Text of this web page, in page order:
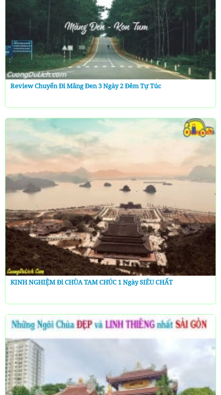
Review Chuyến Đi Măng Đen 3 Ngày 2 Đêm Tự Túc
KINH NGHIỆM Đi CHÙA TAM CHÚC 1 Ngày SIÊU CHẤT